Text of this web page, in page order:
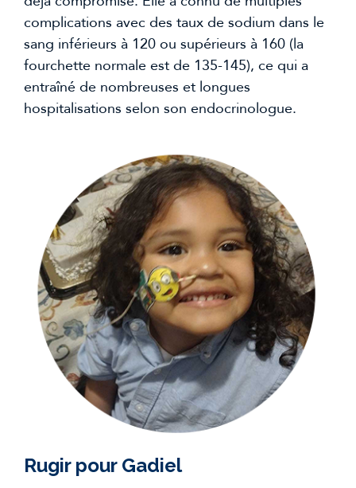
complications avec des taux de sodium dans le
sang inférieurs à 120 ou supérieurs à 160 (la
fourchette normale est de 135-145), ce qui a
entraîné de nombreuses et longues
hospitalisations selon son endocrinologue.
Rugir pour Gadiel